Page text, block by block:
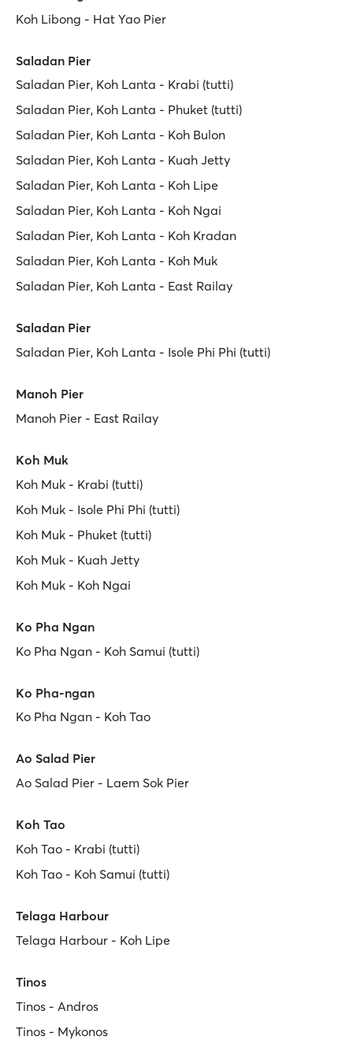
Koh Libong - Hat Yao Pier
Saladan Pier
Saladan Pier, Koh Lanta - Krabi (tutti)
Saladan Pier, Koh Lanta - Phuket (tutti)
Saladan Pier, Koh Lanta - Koh Bulon
Saladan Pier, Koh Lanta - Kuah Jetty
Saladan Pier, Koh Lanta - Koh Lipe
Saladan Pier, Koh Lanta - Koh Ngai
Saladan Pier, Koh Lanta - Koh Kradan
Saladan Pier, Koh Lanta - Koh Muk
Saladan Pier, Koh Lanta - East Railay
Saladan Pier
Saladan Pier, Koh Lanta - Isole Phi Phi (tutti)
Manoh Pier
Manoh Pier - East Railay
Koh Muk
Koh Muk - Krabi (tutti)
Koh Muk - Isole Phi Phi (tutti)
Koh Muk - Phuket (tutti)
Koh Muk - Kuah Jetty
Koh Muk - Koh Ngai
Ko Pha Ngan
Ko Pha Ngan - Koh Samui (tutti)
Ko Pha-ngan
Ko Pha Ngan - Koh Tao
Ao Salad Pier
Ao Salad Pier - Laem Sok Pier
Koh Tao
Koh Tao - Krabi (tutti)
Koh Tao - Koh Samui (tutti)
Telaga Harbour
Telaga Harbour - Koh Lipe
Tinos
Tinos - Andros
Tinos - Mykonos